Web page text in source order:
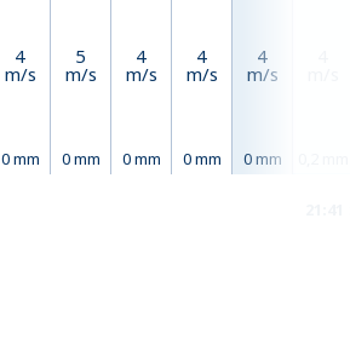
4
m/s
0 mm
5
m/s
0 mm
4
m/s
0 mm
4
m/s
0 mm
4
m/s
0 mm